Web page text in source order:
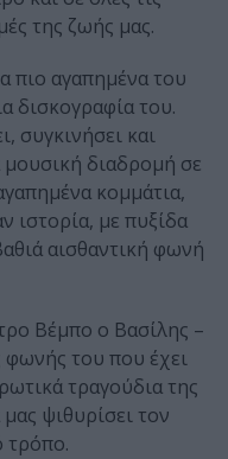
της ζωής μας.
πιο αγαπημένα του
δισκογραφία του.
συγκινήσει και
μουσική διαδρομή σε
κομμάτια,
ιστορία, με πυξίδα
αισθαντική φωνή
Βέμπο ο Βασίλης –
φωνής του που έχει
τραγούδια της
ψιθυρίσει τον
τρόπο.